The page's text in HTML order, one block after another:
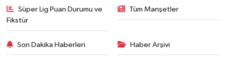
Süper Lig Puan Durumu ve
Fikstür
Tüm Manşetler
Son Dakika Haberleri Haber Arşivi